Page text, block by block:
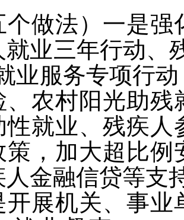
个做法）一是
就业三年行动、
业服务专项行
、农村阳光助残
性就业、残疾人
策，加大超比例
人金融信贷等支
开展机关、事业